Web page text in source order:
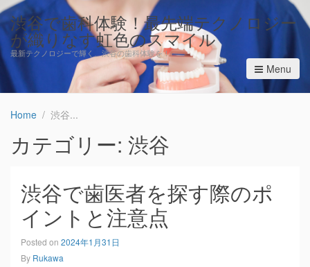
渋谷で歯科体験！最先端テクノロジー
が織りなす虹色のスマイル
最新テクノロジーで輝く、渋谷の歯科体験を！
Menu
Home 渋谷
カテゴリー: 渋谷
渋谷で歯医者を探す際のポ
イントと注意点
Posted on 2024年1月31日
By Rukawa